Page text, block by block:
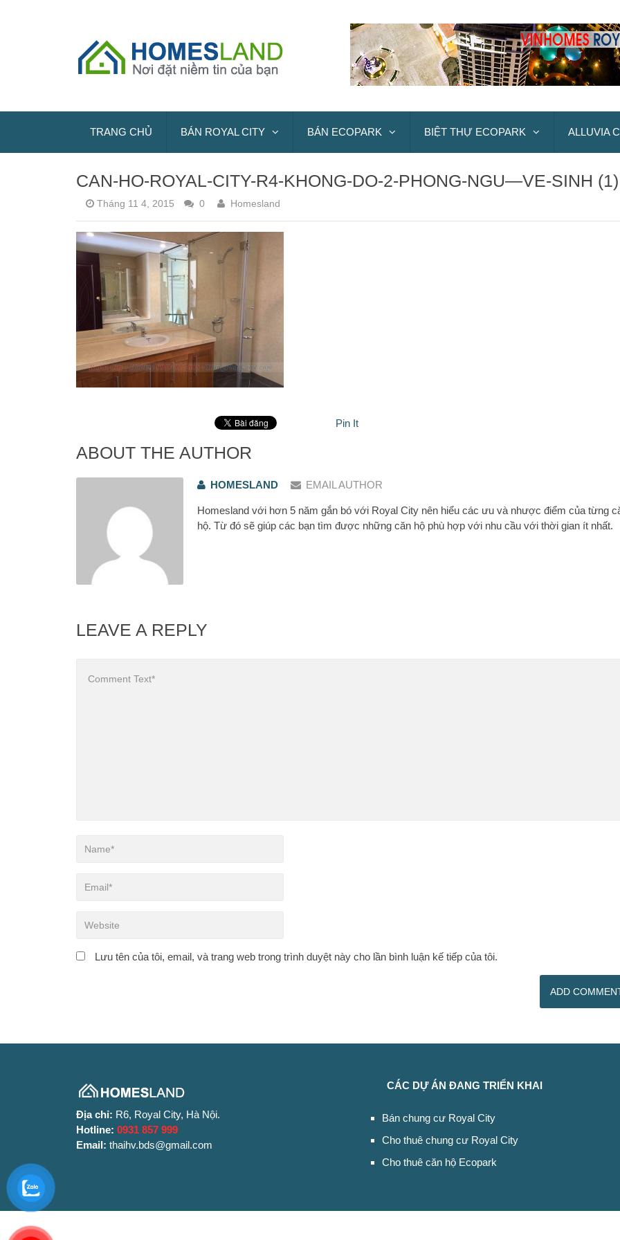
TRANG CHỦ BÁN ROYAL CITY BÁN ECOPARK BIỆT THỰ ECOPARK ALLUVIA
CAN-HO-ROYAL-CITY-R4-KHONG-DO-2-PHONG-NGU—VE-SINH (1)
Tháng 11 4, 2015 0 Homesland
Pin It
ABOUT THE AUTHOR
HOMESLAND EMAIL AUTHOR
Homesland với hơn 5 năm gắn bó với Royal City nên hiểu các ưu và nhược điểm của từng
hộ. Từ đó sẽ giúp các bạn tìm được những căn hộ phù hợp với nhu cầu với thời gian ít nhất.
LEAVE A REPLY
Lưu tên của tôi, email, và trang web trong trình duyệt này cho lần bình luận kế tiếp của tôi.
Địa chỉ: R6, Royal City, Hà Nội.
Hotline: 0931 857 999
Email: thaihv.bds@gmail.com
CÁC DỰ ÁN ĐANG TRIỂN KHAI
Bán chung cư Royal City
Cho thuê chung cư Royal City
Cho thuê căn hộ Ecopark